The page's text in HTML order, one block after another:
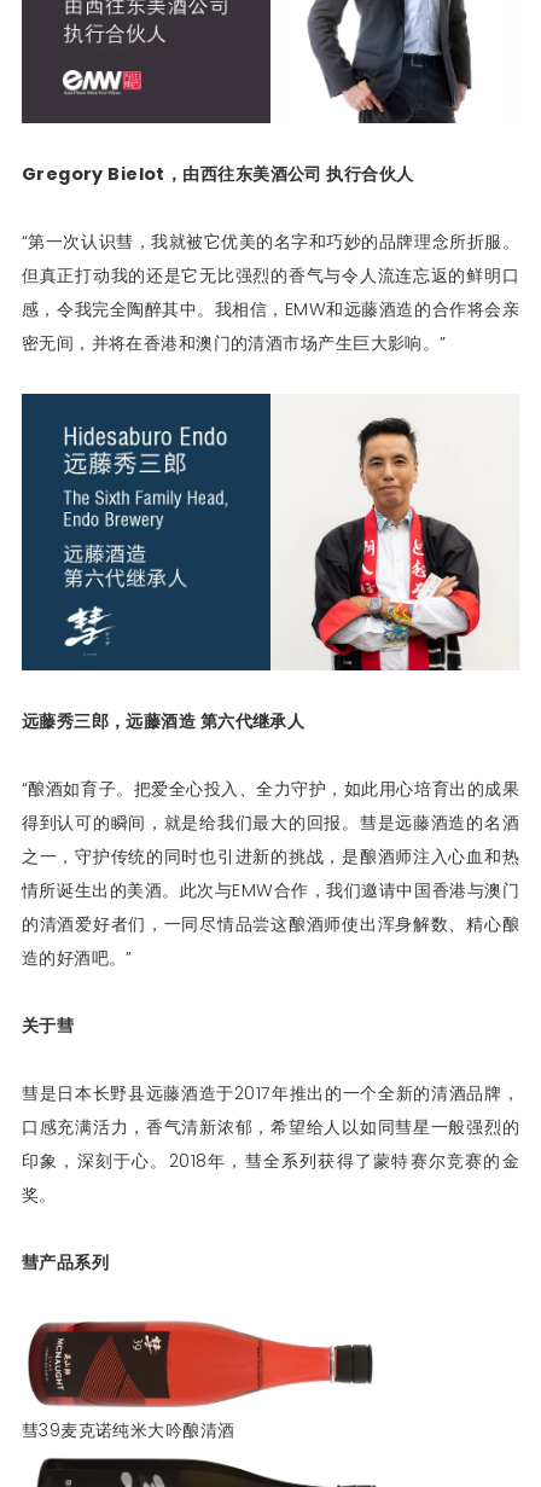
Gregory Bielot ，由西往东美酒公司 执行合伙人
“第一次认识彗，我就被它优美的名字和巧妙的品牌理念所折服。
但真正打动我的还是它无比强烈的香气与令人流连忘返的鲜明口
感，令我完全陶醉其中。我相信，EMW和远藤酒造的合作将会亲
密无间，并将在香港和澳门的清酒市场产生巨大影响。”
远藤秀三郎，远藤酒造 第六代继承人
“酿酒如育子。把爱全心投入、全力守护，如此用心培育出的成果
得到认可的瞬间，就是给我们最大的回报。彗是远藤酒造的名酒
之一，守护传统的同时也引进新的挑战，是酿酒师注入心血和热
情所诞生出的美酒。此次与EMW合作，我们邀请中国香港与澳门
的清酒爱好者们，一同尽情品尝这酿酒师使出浑身解数、精心酿
造的好酒吧。”
关于彗
彗是日本长野县远藤酒造于2017年推出的一个全新的清酒品牌，
口感充满活力，香气清新浓郁，希望给人以如同彗星一般强烈的
印象，深刻于心。2018年，彗全系列获得了蒙特赛尔竞赛的金
奖。
彗产品系列
彗39麦克诺纯米大吟酿清酒